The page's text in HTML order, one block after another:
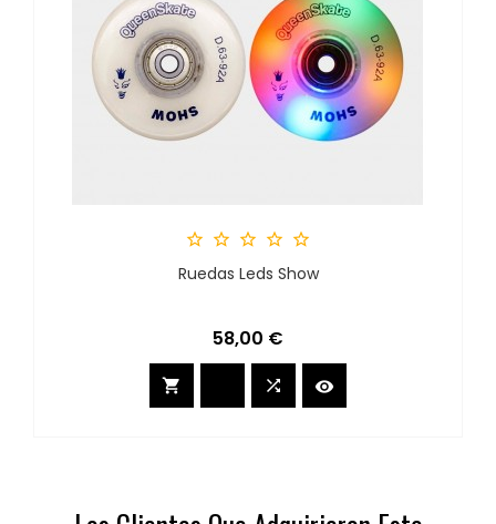
    
Ruedas Leds Show
Precio
58,00 €
  